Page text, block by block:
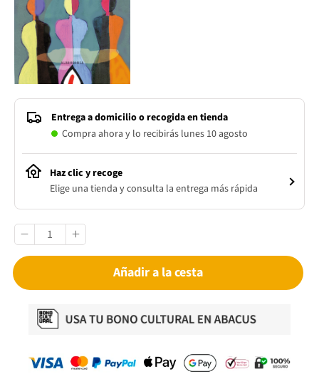
Entrega a domicilio o recogida en tienda
Compra ahora y lo recibirás lunes 10 agosto
Haz clic y recoge
Elige una tienda y consulta la entrega más rápida
Añadir a la cesta